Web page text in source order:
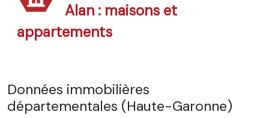
Alan : maisons et
appartements
Données immobilières
départementales (Haute-Garonne)